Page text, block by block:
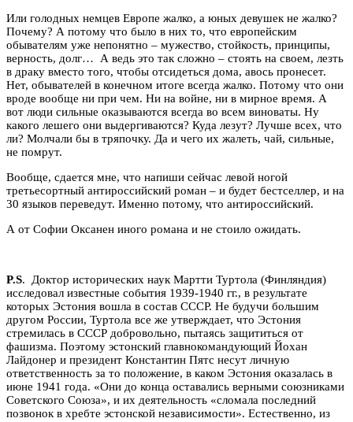
Или голодных немцев Европе жалко, а юных девушек не жалко?
Почему? А потому что было в них то, что европейским
обывателям уже непонятно – мужество, стойкость, принципы,
верность, долг… А ведь это так сложно – стоять на своем, лезть
в драку вместо того, чтобы отсидеться дома, авось пронесет.
Нет, обывателей в конечном итоге всегда жалко. Потому что они
вроде вообще ни при чем. Ни на войне, ни в мирное время. А
вот люди сильные оказываются всегда во всем виноваты. Ну
какого лешего они выдергиваются? Куда лезут? Лучше всех, что
ли? Молчали бы в тряпочку. Да и чего их жалеть, чай, сильные,
не помрут.
Вообще, сдается мне, что напиши сейчас левой ногой
третьесортный антироссийский роман – и будет бестселлер, и на
30 языков переведут. Именно потому, что антироссийский.
А от Софии Оксанен иного романа и не стоило ожидать.
P.S. Доктор исторических наук Мартти Туртола (Финляндия)
исследовал известные события 1939-1940 гг., в результате
которых Эстония вошла в состав СССР. Не будучи большим
другом России, Туртола все же утверждает, что Эстония
стремилась в СССР добровольно, пытаясь защититься от
фашизма. Поэтому эстонский главнокомандующий Йохан
Лайдонер и президент Константин Пятс несут личную
ответственность за то положение, в каком Эстония оказалась в
июне 1941 года. «Они до конца оставались верными союзниками
Советского Союза», и их деятельность «сломала последний
позвонок в хребте эстонской независимости». Естественно, из